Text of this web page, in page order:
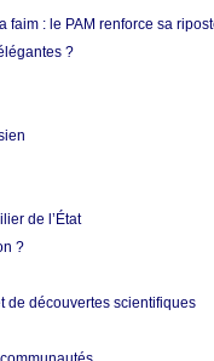
faim : le PAM renforce sa
?
de l’État
?
de découvertes scientifiques